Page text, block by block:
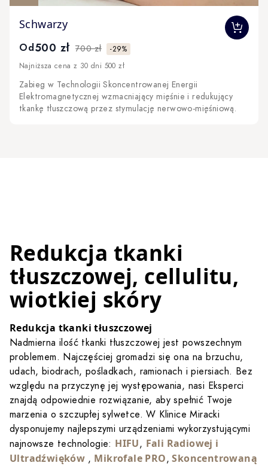
Schwarzy
The price depends on the options chosen on the
Od500 zł 700 zł
-29%
Najniższa cena z 30 dni 500 zł
Zabieg w Technologii Skoncentrowanej Energii
Elektromagnetycznej wzmacniający mięśnie i redukujący
tkankę tłuszczową przez stymulację nerwowo-mięśniową.
Redukcja tkanki
tłuszczowej, cellulitu,
wiotkiej skóry
Redukcja tkanki tłuszczowej
Nadmierna ilość tkanki tłuszczowej jest powszechnym
problemem. Najczęściej gromadzi się ona na brzuchu,
udach, biodrach, pośladkach, ramionach i piersiach. Bez
względu na przyczynę jej występowania, nasi Eksperci
znajdą odpowiednie rozwiązanie, aby spełnić Twoje
marzenia o szczupłej sylwetce. W Klinice Miracki
dysponujemy najlepszymi urządzeniami wykorzystującymi
najnowsze technologie: HIFU, Fali Radiowej i
Ultradźwięków , Mikrofale PRO, Skoncentrowaną